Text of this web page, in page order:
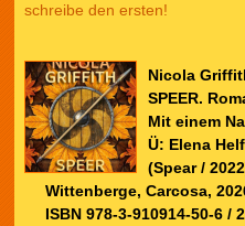
schreibe den ersten!
Nicola
SPEER.
Mit einem
Ü: Elena
(Spear /
Wittenberge, Carcosa,
ISBN 978-3-910914-50-6 /